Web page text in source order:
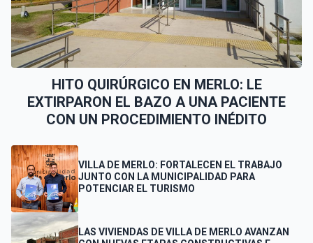
HITO QUIRÚRGICO EN MERLO: LE
EXTIRPARON EL BAZO A UNA PACIENTE
CON UN PROCEDIMIENTO INÉDITO
VILLA DE MERLO: FORTALECEN EL TRABAJO
JUNTO CON LA MUNICIPALIDAD PARA
POTENCIAR EL TURISMO
LAS VIVIENDAS DE VILLA DE MERLO AVANZAN